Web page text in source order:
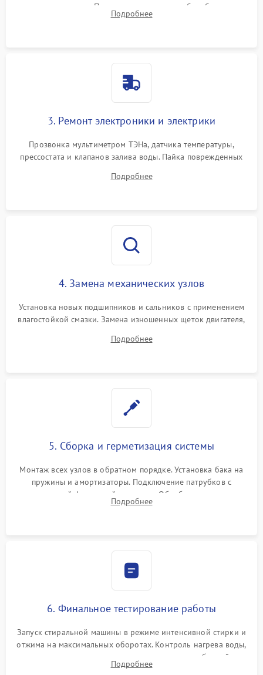
амортизаторов. Проверка подшипников барабана и
крестовины на износ, а манжеты люка на разрывы.
Подробнее
3. Ремонт электроники и электрики
Прозвонка мультиметром ТЭНа, датчика температуры,
прессостата и клапанов залива воды. Пайка поврежденных
Восстановление целостности проводки и контактов.
Подробнее
4. Замена механических узлов
Установка новых подшипников и сальников с применением
влагостойкой смазки. Замена изношенных щеток двигателя,
или поврежденной резиновой манжеты.
Подробнее
5. Сборка и герметизация системы
Монтаж всех узлов в обратном порядке. Установка бака на
пружины и амортизаторы. Подключение патрубков с
надежной фиксацией хомутами. Обработка стыков
герметиком для предотвращения возможных протечек воды.
Подробнее
6. Финальное тестирование работы
Запуск стиральной машины в режиме интенсивной стирки и
отжима на максимальных оборотах. Контроль нагрева воды,
корректности слива, отсутствия излишних вибраций,
посторонних стуков и протечек под корпусом.
Подробнее